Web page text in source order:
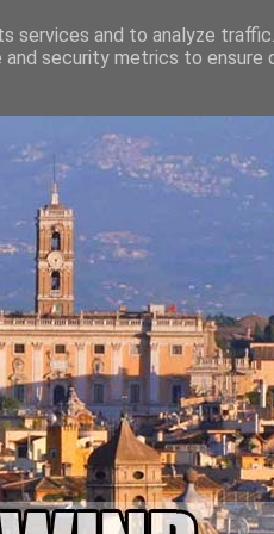
services and to analyze
security metrics to ensure